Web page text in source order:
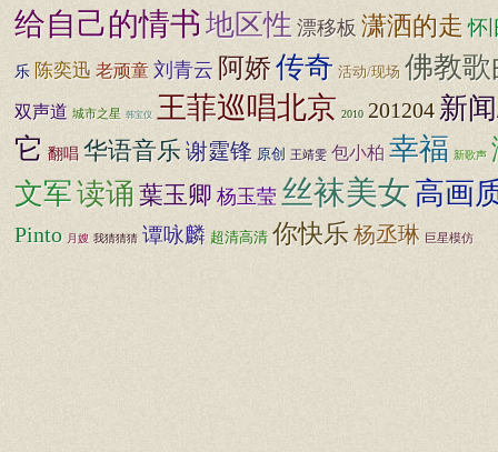
给自己的情书地区性 漂移板 潇洒的走 怀
乐 陈奕迅 老顽童 刘青云 阿娇传奇 活动/现场 佛教歌
双声道 城市之星 韩宝仪 王菲巡唱北京 2010 201204 新
它 翻唱 华语音乐谢霆锋 原创 王靖雯 包小柏 幸福 新歌声
文军读诵 葉玉卿 杨玉莹 丝袜美女高画
Pinto 月嫂 我猜猜猜 谭咏麟 超清高清 你快乐杨丞琳 巨星模仿